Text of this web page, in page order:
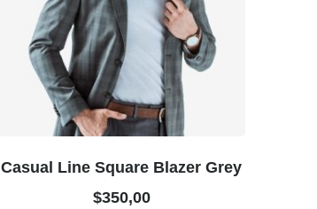
Casual Line Square Blazer Grey
$350,00